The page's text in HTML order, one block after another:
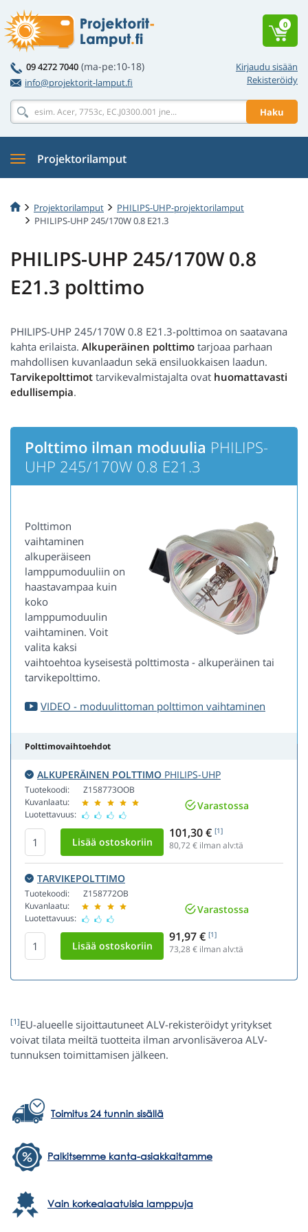
Kirjaudu sisään
Rekisteröidy
09 4272 7040 (ma-pe:10-18)
info@projektorit-lamput.fi
Haku
0
Projektorilamput
Projektorilamput
PHILIPS-UHP-projektorilamput
PHILIPS-UHP 245/170W 0.8 E21.3
PHILIPS-UHP 245/170W 0.8
E21.3 polttimo
PHILIPS-UHP 245/170W 0.8 E21.3-polttimoa on saatavana
kahta erilaista. Alkuperäinen polttimo tarjoaa parhaan
mahdollisen kuvanlaadun sekä ensiluokkaisen laadun.
Tarvikepolttimot tarvikevalmistajalta ovat huomattavasti
edullisempia.
Polttimo ilman moduulia PHILIPS-
UHP 245/170W 0.8 E21.3
Polttimon
vaihtaminen
alkuperäiseen
lamppumoduuliin on
haastavampaa kuin
koko
lamppumoduulin
vaihtaminen. Voit
valita kaksi
vaihtoehtoa kyseisestä polttimosta - alkuperäinen tai
tarvikepolttimo.
VIDEO - moduulittoman polttimon vaihtaminen
Polttimovaihtoehdot
ALKUPERÄINEN POLTTIMO PHILIPS-UHP
Tuotekoodi:
Kuvanlaatu:
Luotettavuus:
Z158773OOB
Varastossa
101,30 € [1]
80,72€ ilman alv:tä
TARVIKEPOLTTIMO
Tuotekoodi:
Kuvanlaatu:
Luotettavuus:
Z158772OB
Varastossa
91,97 € [1]
73,28€ ilman alv:tä
[1]EU-alueelle sijoittautuneet ALV-rekisteröidyt yritykset
voivat tilata meiltä tuotteita ilman arvonlisäveroa ALV-
tunnuksen toimittamisen jälkeen.
Toimitus 24 tunnin sisällä
Palkitsemme kanta-asiakkaitamme
Vain korkealaatuisia lamppuja